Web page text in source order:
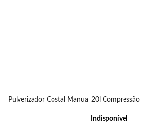
Pulverizador Costal Manual 20l Compressão
Indisponível